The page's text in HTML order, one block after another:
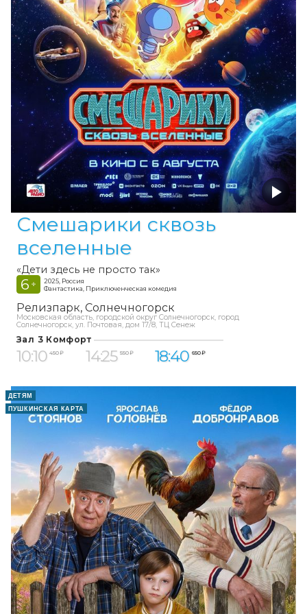
Смешарики сквозь
вселенные
«Дети здесь не просто так»
6 +
2025, Россия
Фантастика, Приключенческая комедия
Релизпарк Солнечногорск
Московская область, городской округ Солнечногорск, город
Солнечногорск, ул. Почтовая, дом 17/8, ТЦ Сенеж
Зал 3 Комфорт
10:10 450 ₽ 14:25 550 ₽ 18:40 650 ₽
ДЕТЯМ
ПУШКИНСКАЯ КАРТА